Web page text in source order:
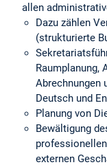
allen
Dazu zählen
(strukturierte
Raumplanung,
Abrechnungen
Deutsch und
Planung von
Bewältigung
externen